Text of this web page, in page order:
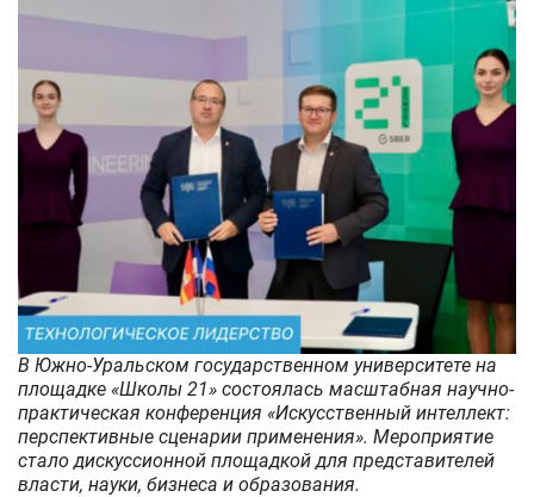
ИИ
маркетплейсах
В Южно-Уральском государственном университете на
площадке «Школы 21» состоялась масштабная научно-
практическая конференция «Искусственный интеллект:
перспективные сценарии применения». Мероприятие
стало дискуссионной площадкой для представителей
власти, науки, бизнеса и образования.